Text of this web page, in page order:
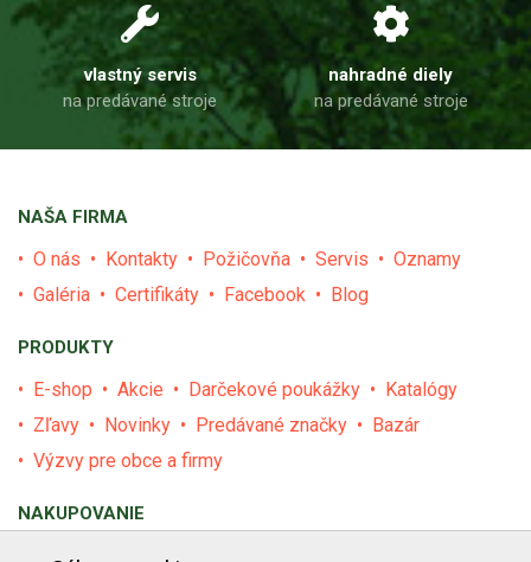
vlastný servis
na predávané stroje
nahradné diely
na predávané stroje
NAŠA FIRMA
O nás Kontakty Požičovňa Servis
Oznamy
Galéria
Certifikáty Facebook Blog
PRODUKTY
E-shop Akcie Darčekové poukážky
Katalógy
Zľavy
Novinky Predávané značky
Bazár
Výzvy pre obce a firmy
NAKUPOVANIE
Obchodné podmienky